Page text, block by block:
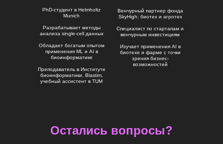
PhD-студент в Helmholtz
Munich
Разрабатывает методы
анализа single-cell данных
Обладает богатым опытом
применения ML и AI в
биоинформатике
Преподаватель в Институте
биоинформатики, Blastim,
учебный ассистент в TUM
Венчурный партнер фонда
SkyHigh: биотех и агротех
Специалист по стартапам и
венчурным инвестициям
Изучает применения AI в
биотехе и фарме с точки
зрения бизнес-
возможностей
Остались вопросы?